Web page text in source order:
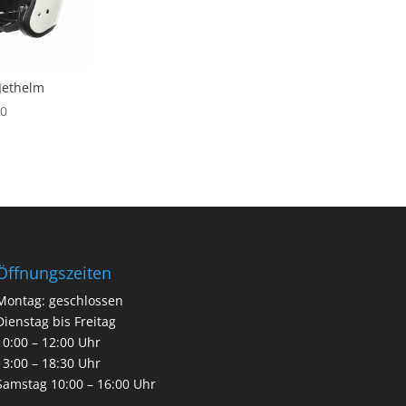
geschlossen
bis Freitag
– 12:00 Uhr
– 18:30 Uhr
10:00 – 16:00 Uhr